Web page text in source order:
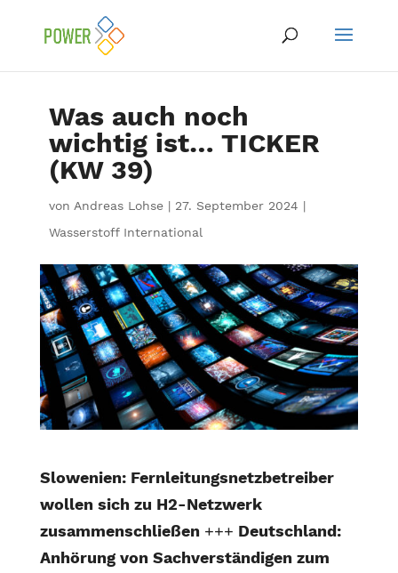
Was auch noch
wichtig ist… TICKER
(KW 39)
von Andreas Lohse| 27. September 2024 |
Wasserstoff International
Slowenien: Fernleitungsnetzbetreiber
wollen sich zu H2-Netzwerk
zusammenschließen +++ Deutschland:
Anhörung von Sachverständigen zum